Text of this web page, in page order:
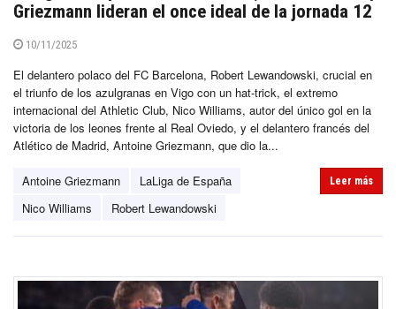
Griezmann lideran el once ideal de la jornada 12
10/11/2025
El delantero polaco del FC Barcelona, Robert Lewandowski, crucial en
el triunfo de los azulgranas en Vigo con un hat-trick, el extremo
internacional del Athletic Club, Nico Williams, autor del único gol en la
victoria de los leones frente al Real Oviedo, y el delantero francés del
Atlético de Madrid, Antoine Griezmann, que dio la...
Antoine Griezmann
LaLiga de España
Nico Williams
Robert Lewandowski
Leer más